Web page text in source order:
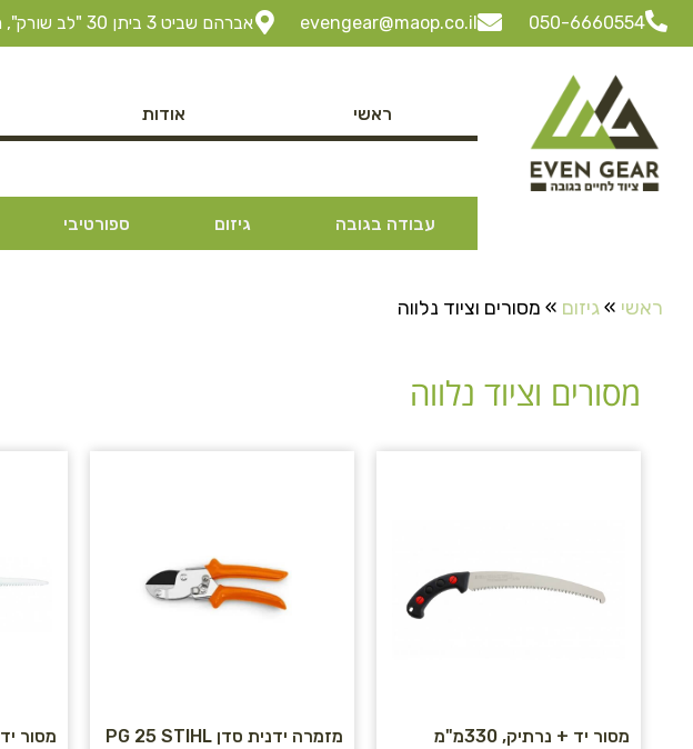
050-6660554
evengear@maop.co.il אברהם שביט 3 ביתן 30 "לב שורק", ראשל"צ
ראשי אודות
עבודה בגובה גיזום ספורטיבי
ראשי »גיזום » מסורים וציוד נלווה
מסורים וציוד נלווה
מסור יד + נרתיק, 330מ"מ
מזמרה ידנית סדן PG 25 STIHL